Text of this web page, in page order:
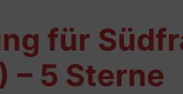
für
– 5 Sterne